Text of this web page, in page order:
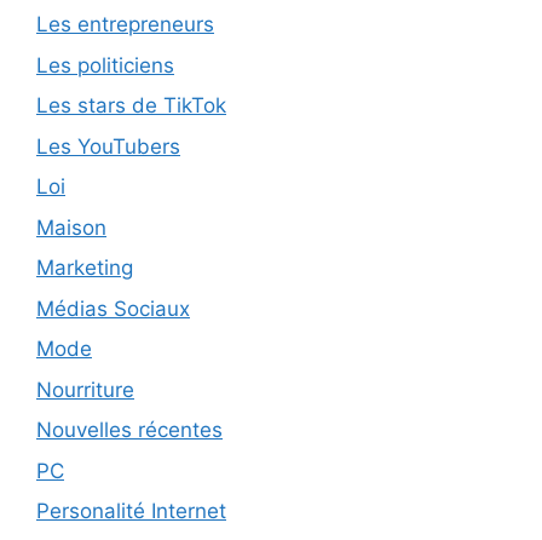
Les entrepreneurs
Les politiciens
Les stars de TikTok
Les YouTubers
Loi
Maison
Marketing
Médias Sociaux
Mode
Nourriture
Nouvelles récentes
PC
Personalité Internet